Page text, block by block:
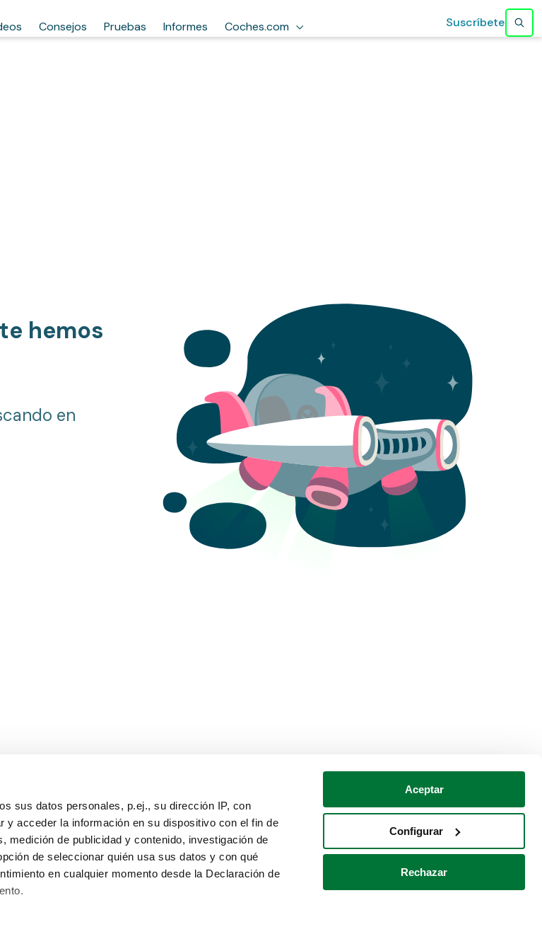
sus datos personales, p.ej., su dirección IP, con
acceder la información en su dispositivo con el fin de
medición de publicidad y contenido, investigación de
de seleccionar quién usa sus datos y con qué
en cualquier momento desde la Declaración de
Aceptar
Configurar
Rechazar
Consejos Pruebas Informes Coches.com Suscríbete
hemos
en